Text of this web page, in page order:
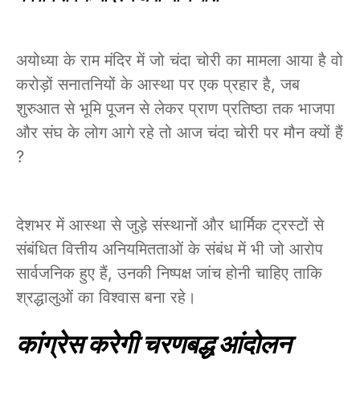
अयोध्या के राम मंदिर में जो चंदा चोरी का मामला आया है वो
करोड़ों सनातनियों के आस्था पर एक प्रहार है, जब
शुरुआत से भूमि पूजन से लेकर प्राण प्रतिष्ठा तक भाजपा
और संघ के लोग आगे रहे तो आज चंदा चोरी पर मौन क्यों हैं
?
देशभर में आस्था से जुड़े संस्थानों और धार्मिक ट्रस्टों से
संबंधित वित्तीय अनियमितताओं के संबंध में भी जो आरोप
सार्वजनिक हुए हैं, उनकी निष्पक्ष जांच होनी चाहिए ताकि
श्रद्धालुओं का विश्वास बना रहे।
कांग्रेस करेगी चरणबद्ध आंदोलन